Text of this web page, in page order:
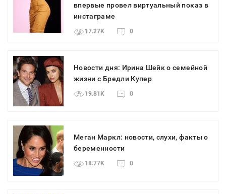
впервые провел виртуальный показ в
инстаграме
17.27K 0
Новости дня: Ирина Шейк о семейной
жизни с Бредли Купер
19.81K 0
Меган Маркл: новости, слухи, факты о
беременности
18.77K 0